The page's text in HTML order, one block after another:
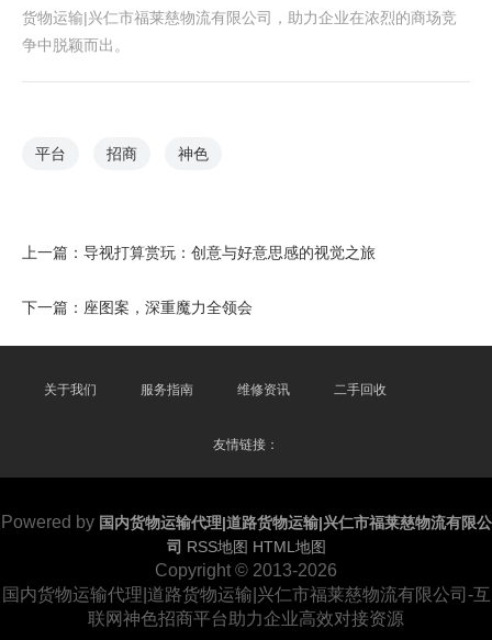
货物运输|兴仁市福莱慈物流有限公司，助力企业在浓烈的商场竞
争中脱颖而出。
平台 招商 神色
上一篇： 导视打算赏玩：创意与好意思感的视觉之旅
下一篇： 座图案，深重魔力全领会
关于我们 服务指南 维修资讯 二手回收
友情链接：
Powered by 国内货物运输代理|道路货物运输|兴仁市福莱慈物流有限公
司 RSS地图 HTML地图
Copyright © 2013-2026
国内货物运输代理|道路货物运输|兴仁市福莱慈物流有限公司-互
联网神色招商平台助力企业高效对接资源